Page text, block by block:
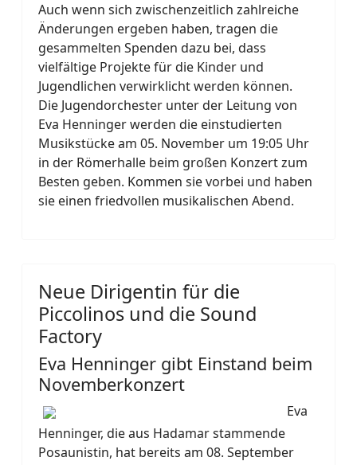
Auch wenn sich zwischenzeitlich zahlreiche
Änderungen ergeben haben, tragen die
gesammelten Spenden dazu bei, dass
vielfältige Projekte für die Kinder und
Jugendlichen verwirklicht werden können.
Die Jugendorchester unter der Leitung von
Eva Henninger werden die einstudierten
Musikstücke am 05. November um 19:05 Uhr
in der Römerhalle beim großen Konzert zum
Besten geben. Kommen sie vorbei und haben
sie einen friedvollen musikalischen Abend.
Neue Dirigentin für die
Piccolinos und die Sound
Factory
Eva Henninger gibt Einstand beim
Novemberkonzert
Eva
Henninger, die aus Hadamar stammende
Posaunistin, hat bereits am 08. September